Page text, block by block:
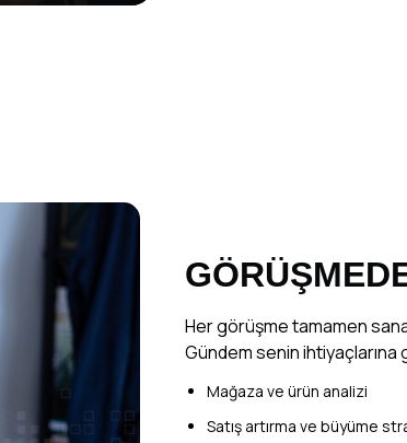
Mağaza ve ürün analizi
Satış artırma ve büyüme
Her görüşme tamamen
Gündem senin ihtiyaçlarına